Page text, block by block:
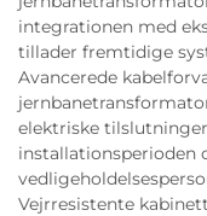
integrationen med
tillader fremtidige
Avancerede
elektriske
installationsperioden
Vejrresistente